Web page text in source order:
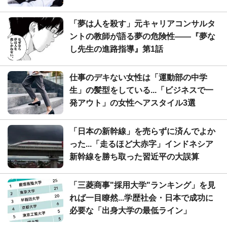
「夢は人を殺す」元キャリアコンサルタ
ントの教師が語る夢の危険性――『夢な
し先生の進路指導』第1話
仕事のデキない女性は「運動部の中学
生」の髪型をしている...「ビジネスで一
発アウト」の女性ヘアスタイル3選
「日本の新幹線」を売らずに済んでよか
った...「走るほど大赤字」インドネシア
新幹線を勝ち取った習近平の大誤算
「三菱商事"採用大学"ランキング」を見
れば一目瞭然...学歴社会・日本で成功に
必要な「出身大学の最低ライン」